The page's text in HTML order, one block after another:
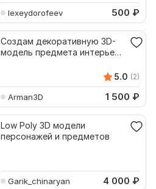
lexeydorofeev 500 ₽
Создам декоративную 3D-
модель предмета интерьера
5.0 (2)
Arman3D 1 500 ₽
Low Poly 3D модели
персонажей и предметов
Garik_chinaryan 4 000 ₽